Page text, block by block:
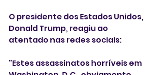
O presidente dos Estados Unidos,
Donald Trump, reagiu ao
atentado nas redes sociais:
"Estes assassinatos horríveis em